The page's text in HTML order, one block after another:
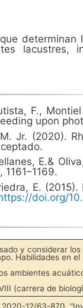
determinan
lacustres,
F.,
upon
Jr. (2020).
E.&
E.
doi.org/
y considerar
Habilidades en
ambientes
(carrera de
12/63-870.